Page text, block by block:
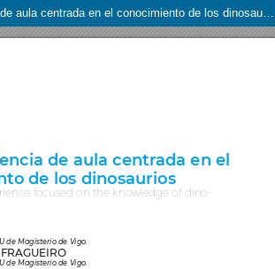
Una experiencia de aula centrada en el conocimiento de los dinosaurios